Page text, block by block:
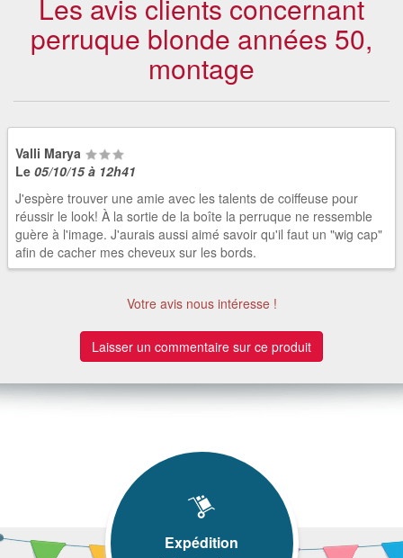
Les avis clients concernant
perruque blonde années 50,
montage
Valli Marya
Le 05/10/15 à 12h41
J'espère trouver une amie avec les talents de coiffeuse pour
réussir le look! À la sortie de la boîte la perruque ne ressemble
guère à l'image. J'aurais aussi aimé savoir qu'il faut un "wig cap"
afin de cacher mes cheveux sur les bords.
Votre avis nous intéresse !
Laisser un commentaire sur ce produit
Expédition